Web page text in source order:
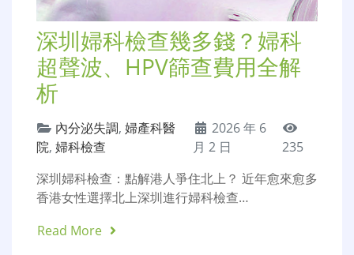
深圳婦科檢查幾多錢？婦科
超聲波、HPV篩查費用全解
析
內分泌失調, 婦產科醫
院, 婦科檢查
2026 年 6
月 2 日
235
深圳婦科檢查：點解港人爭住北上？ 近年愈來愈多
香港女性選擇北上深圳進行婦科檢查…
Read More